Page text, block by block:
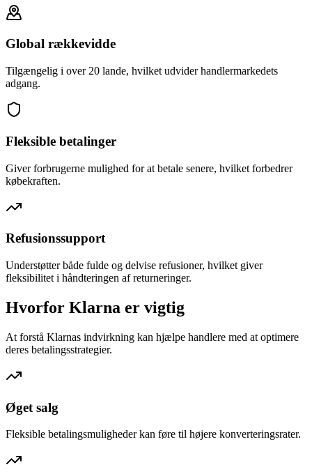
Global rækkevidde
Tilgængelig i over 20 lande, hvilket udvider handlermarkedets
adgang.
Fleksible betalinger
Giver forbrugerne mulighed for at betale senere, hvilket forbedrer
købekraften.
Refusionssupport
Understøtter både fulde og delvise refusioner, hvilket giver
fleksibilitet i håndteringen af returneringer.
Hvorfor Klarna er vigtig
At forstå Klarnas indvirkning kan hjælpe handlere med at optimere
deres betalingsstrategier.
Øget salg
Fleksible betalingsmuligheder kan føre til højere konverteringsrater.